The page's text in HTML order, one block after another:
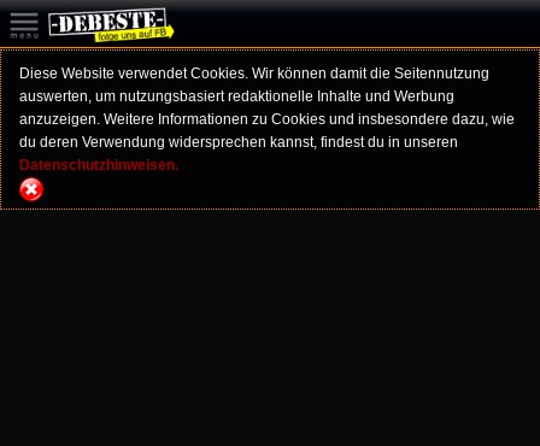
Diese Website verwendet Cookies. Wir können damit die Seitennutzung
auswerten, um nutzungsbasiert redaktionelle Inhalte und Werbung
anzuzeigen. Weitere Informationen zu Cookies und insbesondere dazu, wie
du deren Verwendung widersprechen kannst, findest du in unseren
Datenschutzhinweisen.